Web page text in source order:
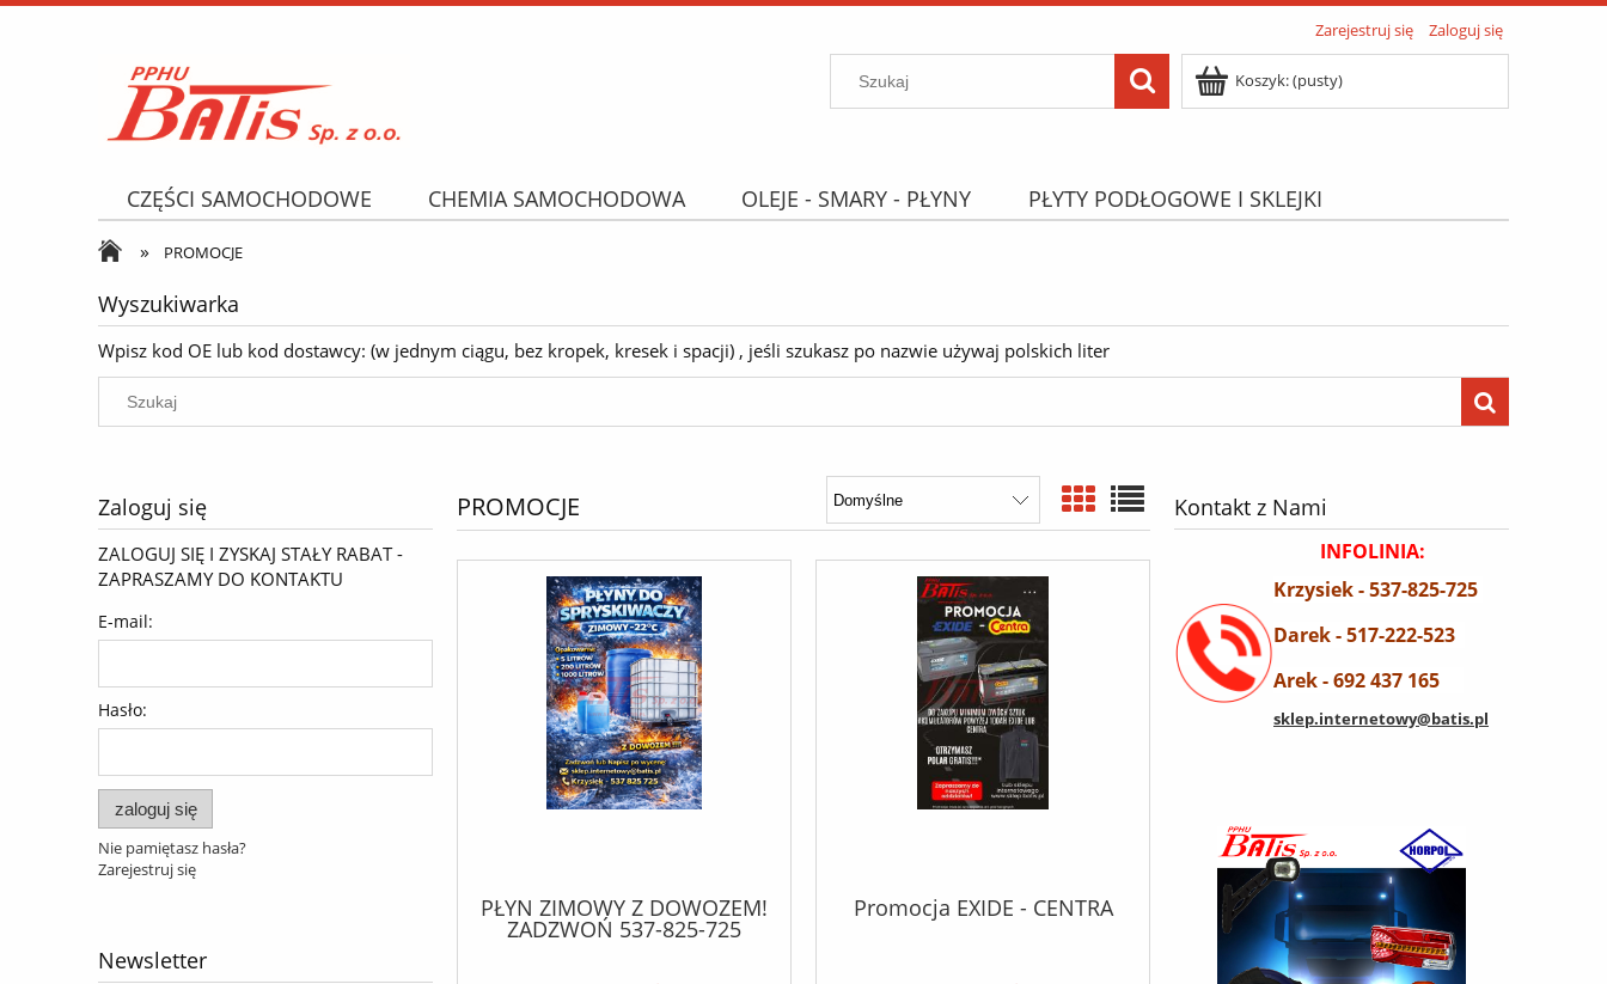
Zarejestruj się Zaloguj się
Koszyk:(pusty)
CZĘŚCI SAMOCHODOWE CHEMIA SAMOCHODOWA OLEJE - SMARY - PŁYNY
PŁYTY PODŁOGOWE I SKLEJKI
NARZĘDZIA I AKCESORIA
» PROMOCJE
Wyszukiwarka
Wpisz kod OE lub kod dostawcy: (w jednym ciągu, bez kropek, kresek i spacji) , jeśli szukasz po nazwie używaj polskich liter
Zaloguj się
ZALOGUJ SIĘ I ZYSKAJ STAŁY RABAT -
ZAPRASZAMY DO KONTAKTU
E-mail:
Hasło:
zaloguj się
Nie pamiętasz hasła?
Zarejestruj się
Newsletter
PROMOCJE
PŁYN ZIMOWY Z DOWOZEM!
ZADZWOŃ 537-825-725
Promocja EXIDE - CENTRA
Kontakt z Nami
INFOLINIA:
Krzysiek - 537-825-725
Darek - 517-222-523
Arek - 692 437 165
sklep.internetowy@batis.pl